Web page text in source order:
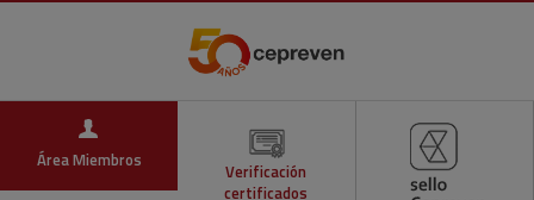
Área Miembros
Verificación
certificados